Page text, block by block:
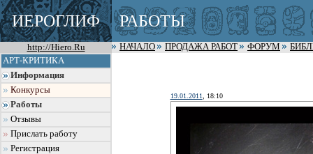
ИЕРОГЛИФ РАБОТЫ
http://Hiero.Ru НАЧАЛО ПРОДАЖА РАБОТ ФОРУМ
АРТ-КРИТИКА
Информация
Конкурсы
Работы
Отзывы
Прислать работу
Регистрация
19.01.2011 , 18:10